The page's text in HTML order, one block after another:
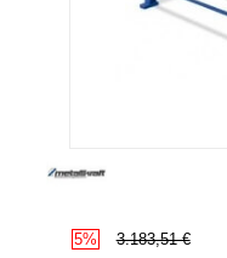
5% 3.183,51 €